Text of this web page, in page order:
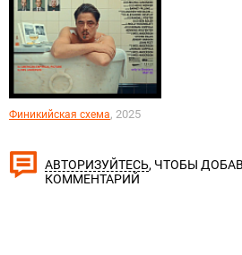
Финикийская схема, 2025
АВТОРИЗУЙТЕСЬ, ЧТОБЫ
КОММЕНТАРИЙ